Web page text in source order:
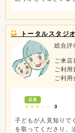
トータルスタジ
総合評
ご来
ご利
ご利
店員
★★★☆☆ 3
子どもが人見知りで
を取ってくださり、